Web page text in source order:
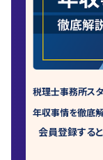
税理士事務所ス
年収事情を徹底
会員登録する